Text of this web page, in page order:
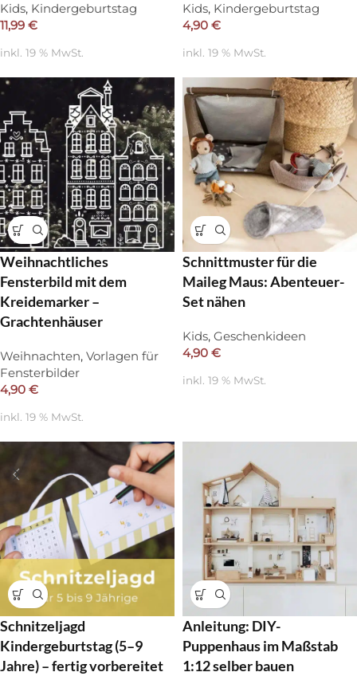
Kids, Kindergeburtstag
11,99 €
inkl. 19 % MwSt.
Kids, Kindergeburtstag
4,90 €
inkl. 19 % MwSt.
Weihnachtliches
Fensterbild mit dem
Kreidemarker –
Grachtenhäuser
Weihnachten, Vorlagen für
Fensterbilder
4,90 €
inkl. 19 % MwSt.
Schnittmuster für die
Maileg Maus: Abenteuer-
Set nähen
Kids, Geschenkideen
4,90 €
inkl. 19 % MwSt.
Schnitzeljagd
Kindergeburtstag (5–9
Jahre) – fertig vorbereitet
Anleitung: DIY-
Puppenhaus im Maßstab
1:12 selber bauen